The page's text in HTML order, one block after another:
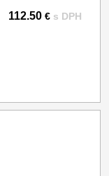
112.50 € s DPH